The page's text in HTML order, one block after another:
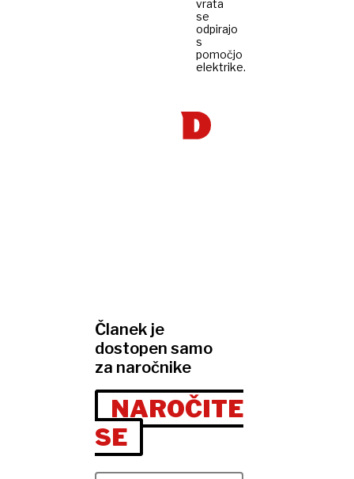
vrata
se
odpirajo
s
pomočjo
elektrike.
Članek je
dostopen samo
za naročnike
NAROČITE
SE